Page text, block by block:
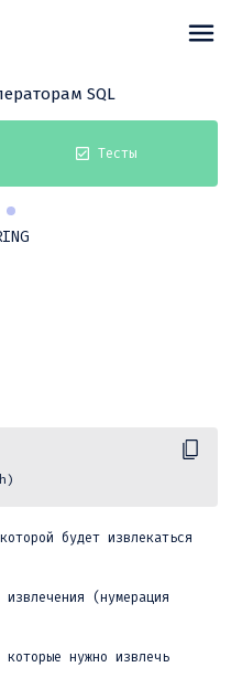
SQL
Тесты
будет извлекаться
(нумерация
нужно извлечь